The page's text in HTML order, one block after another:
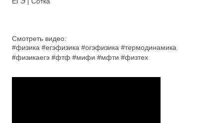
Смотреть видео:
#физика #егэфизика #огэфизика #термодинамика
#физикаегэ #фтф #мифи #мфти #физтех